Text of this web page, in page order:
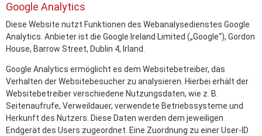
Google Analytics
Diese Website nutzt Funktionen des Webanalysedienstes Google
Analytics. Anbieter ist die Google Ireland Limited („Google“), Gordon
House, Barrow Street, Dublin 4, Irland.
Google Analytics ermöglicht es dem Websitebetreiber, das
Verhalten der Websitebesucher zu analysieren. Hierbei erhält der
Websitebetreiber verschiedene Nutzungsdaten, wie z. B.
Seitenaufrufe, Verweildauer, verwendete Betriebssysteme und
Herkunft des Nutzers. Diese Daten werden dem jeweiligen
Endgerät des Users zugeordnet. Eine Zuordnung zu einer User-ID